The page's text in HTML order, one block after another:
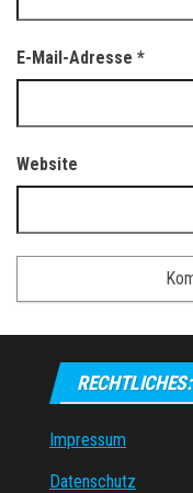
E-Mail-Adresse *
Website
RECHTLICHES:
Impressum
Datenschutz